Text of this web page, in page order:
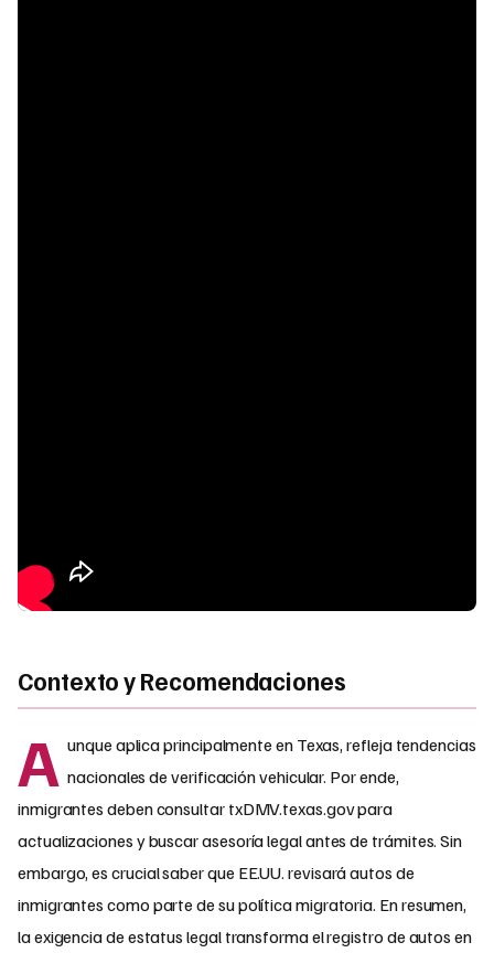
Contexto y Recomendaciones
A unque aplica principalmente en Texas, refleja tendencias
nacionales de verificación vehicular. Por ende,
inmigrantes deben consultar txDMV.texas.gov para
actualizaciones y buscar asesoría legal antes de trámites. Sin
embargo, es crucial saber que EE.UU. revisará autos de
inmigrantes como parte de su política migratoria. En resumen,
la exigencia de estatus legal transforma el registro de autos en